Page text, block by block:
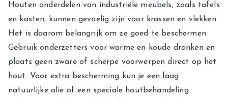
Houten onderdelen van industriële meubels, zoals tafels
en kasten, kunnen gevoelig zijn voor krassen en vlekken.
Het is daarom belangrijk om ze goed te beschermen.
Gebruik onderzetters voor warme en koude dranken en
plaats geen zware of scherpe voorwerpen direct op het
hout. Voor extra bescherming kun je een laag
natuurlijke olie of een speciale houtbehandeling